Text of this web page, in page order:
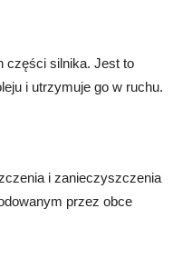
części silnika. Jest to
i utrzymuje go w ruchu.
i zanieczyszczenia
przez obce